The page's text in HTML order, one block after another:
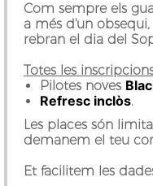
Com sempre els
a més d'un
rebran el dia del
Totes les
Pilotes noves
Refresc inclòs.
Les places són
demanem el teu
Et facilitem les